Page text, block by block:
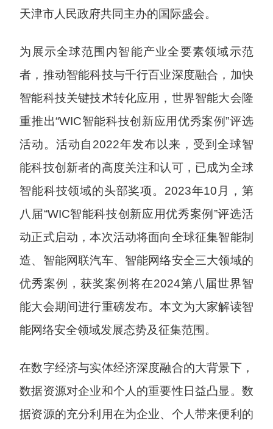
天津市人民政府共同主办的国际盛会。
为展示全球范围内智能产业全要素领域示范
者，推动智能科技与千行百业深度融合，加快
智能科技关键技术转化应用，世界智能大会隆
重推出“WIC智能科技创新应用优秀案例”评选
活动。活动自2022年发布以来，受到全球智
能科技创新者的高度关注和认可，已成为全球
智能科技领域的头部奖项。2023年10月，第
八届“WIC智能科技创新应用优秀案例”评选活
动正式启动，本次活动将面向全球征集智能制
造、智能网联汽车、智能网络安全三大领域的
优秀案例，获奖案例将在2024第八届世界智
能大会期间进行重磅发布。本文为大家解读智
能网络安全领域发展态势及征集范围。
在数字经济与实体经济深度融合的大背景下，
数据资源对企业和个人的重要性日益凸显。数
据资源的充分利用在为企业、个人带来便利的